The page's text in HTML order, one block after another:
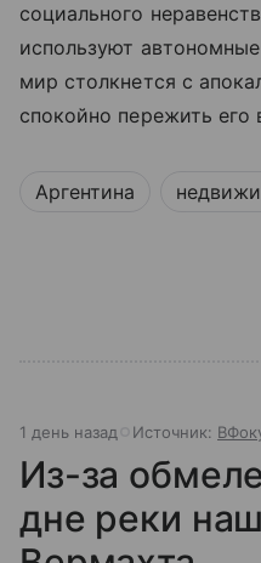
социального
используют
мир столкнется с
спокойно пережить
Аргентина
1 день назад Источник:
Из-за
дне реки